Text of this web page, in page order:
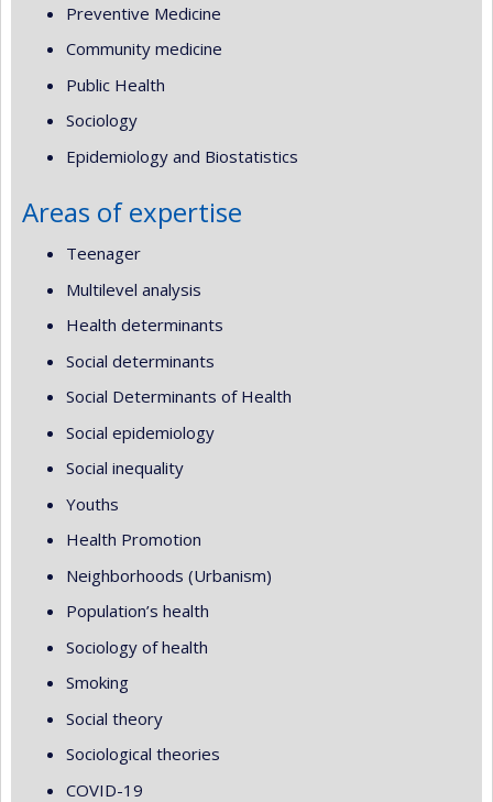
Preventive Medicine
Community medicine
Public Health
Sociology
Epidemiology and Biostatistics
Areas of expertise
Teenager
Multilevel analysis
Health determinants
Social determinants
Social Determinants of Health
Social epidemiology
Social inequality
Youths
Health Promotion
Neighborhoods (Urbanism)
Population’s health
Sociology of health
Smoking
Social theory
Sociological theories
COVID-19